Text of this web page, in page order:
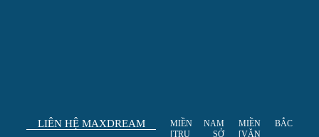
LIÊN HỆ MAXDREAM
MIỀN NAM
[TRỤ SỞ
MIỀN BẮC
[VĂN